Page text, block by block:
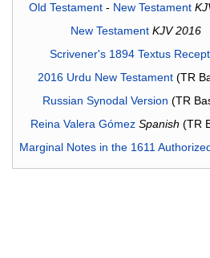
Old Testament- New Testament
New Testament KJV 2016
Scrivener's 1894 Textus
2016 Urdu New Testament(TR
Russian Synodal Version (TR
Reina Valera Gómez Spanish (TR
Marginal Notes in the 1611